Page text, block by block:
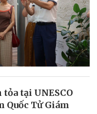
tại UNESCO
Quốc Tử Giám